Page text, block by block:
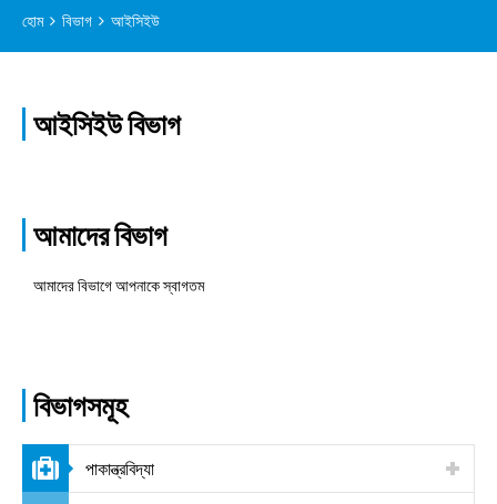
হোম বিভাগ আইসিইউ
আইসিইউ বিভাগ
আমাদের বিভাগ
আমাদের বিভাগে আপনাকে স্বাগতম
বিভাগসমূহ
পাকান্ত্রবিদ্যা